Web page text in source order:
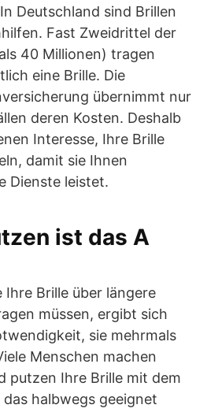
Deutschland sind Brillen
Fast Zweidrittel der
40 Millionen) tragen
eine Brille. Die
übernimmt nur
deren Kosten. Deshalb
Interesse, Ihre Brille
damit sie Ihnen
Dienste leistet.
ist das A
Ihre Brille über längere
müssen, ergibt sich
sie mehrmals
Menschen machen
putzen Ihre Brille mit dem
halbwegs geeignet